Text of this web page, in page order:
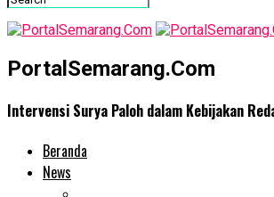
PortalSemarang.Com
Intervensi Surya Paloh dalam Kebijakan
Beranda
News